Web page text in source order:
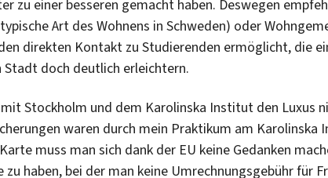
zu einer besseren gemacht haben. Deswegen
Art des Wohnens in Schweden) oder
direkten Kontakt zu Studierenden ermöglicht, die
Stadt doch deutlich erleichtern.
Stockholm und dem Karolinska Institut den Luxus
waren durch mein Praktikum am
muss man sich dank der EU keine Gedanken
haben, bei der man keine Umrechnungsgebühr für